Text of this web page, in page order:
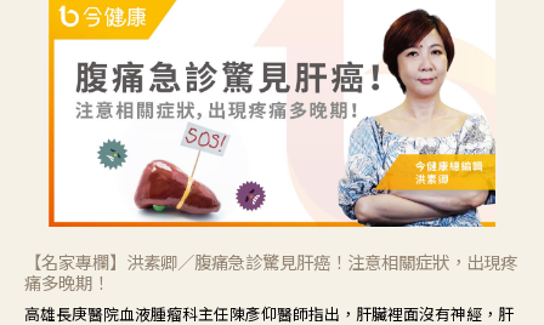
【名家專欄】洪素卿／腹痛急診驚見肝癌！注意相關症狀，出現疼
痛多晚期！
高雄長庚醫院血液腫瘤科主任陳彥仰醫師指出，肝臟裡面沒有神經，肝